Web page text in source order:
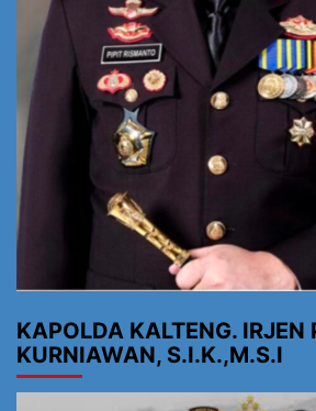
KAPOLDA KALTENG. IRJEN
KURNIAWAN, S.I.K.,M.S.I